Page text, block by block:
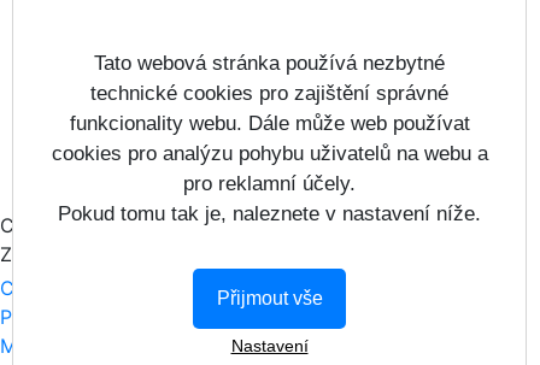
Copyright © 2013 - 2026
ZŠ Maršovská &
Computers s.r.o.
- Tvorba školních webů
Prohlášení o přístupnosti
Mapa webu
Tato webová stránka používá nezbytné
technické cookies pro zajištění správné
funkcionality webu. Dále může web používat
cookies pro analýzu pohybu uživatelů na webu a
pro reklamní účely.
Pokud tomu tak je, naleznete v nastavení níže.
Přijmout vše
Nastavení